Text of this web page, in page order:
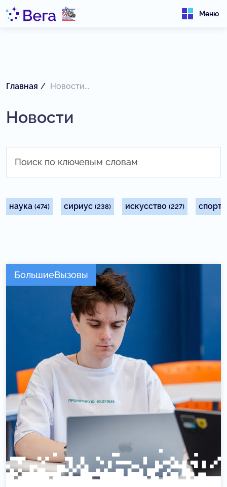
Меню
Главная Новости...
Новости
наука (474) сириус (238) искусство (227) спорт
БольшиеВызовы